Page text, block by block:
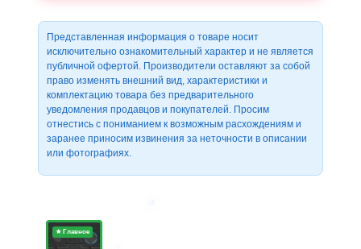
Представленная информация о товаре носит
исключительно ознакомительный характер и не является
публичной офертой. Производители оставляют за собой
право изменять внешний вид, характеристики и
комплектацию товара без предварительного
уведомления продавцов и покупателей. Просим
отнестись с пониманием к возможным расхождениям и
заранее приносим извинения за неточности в описании
или фотографиях.
★ Главное